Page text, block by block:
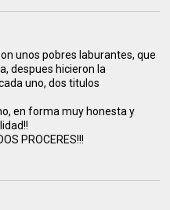
unos pobres laburantes, que
despues hicieron la
uno, dos titulos
en forma muy honesta y
PROCERES!!!